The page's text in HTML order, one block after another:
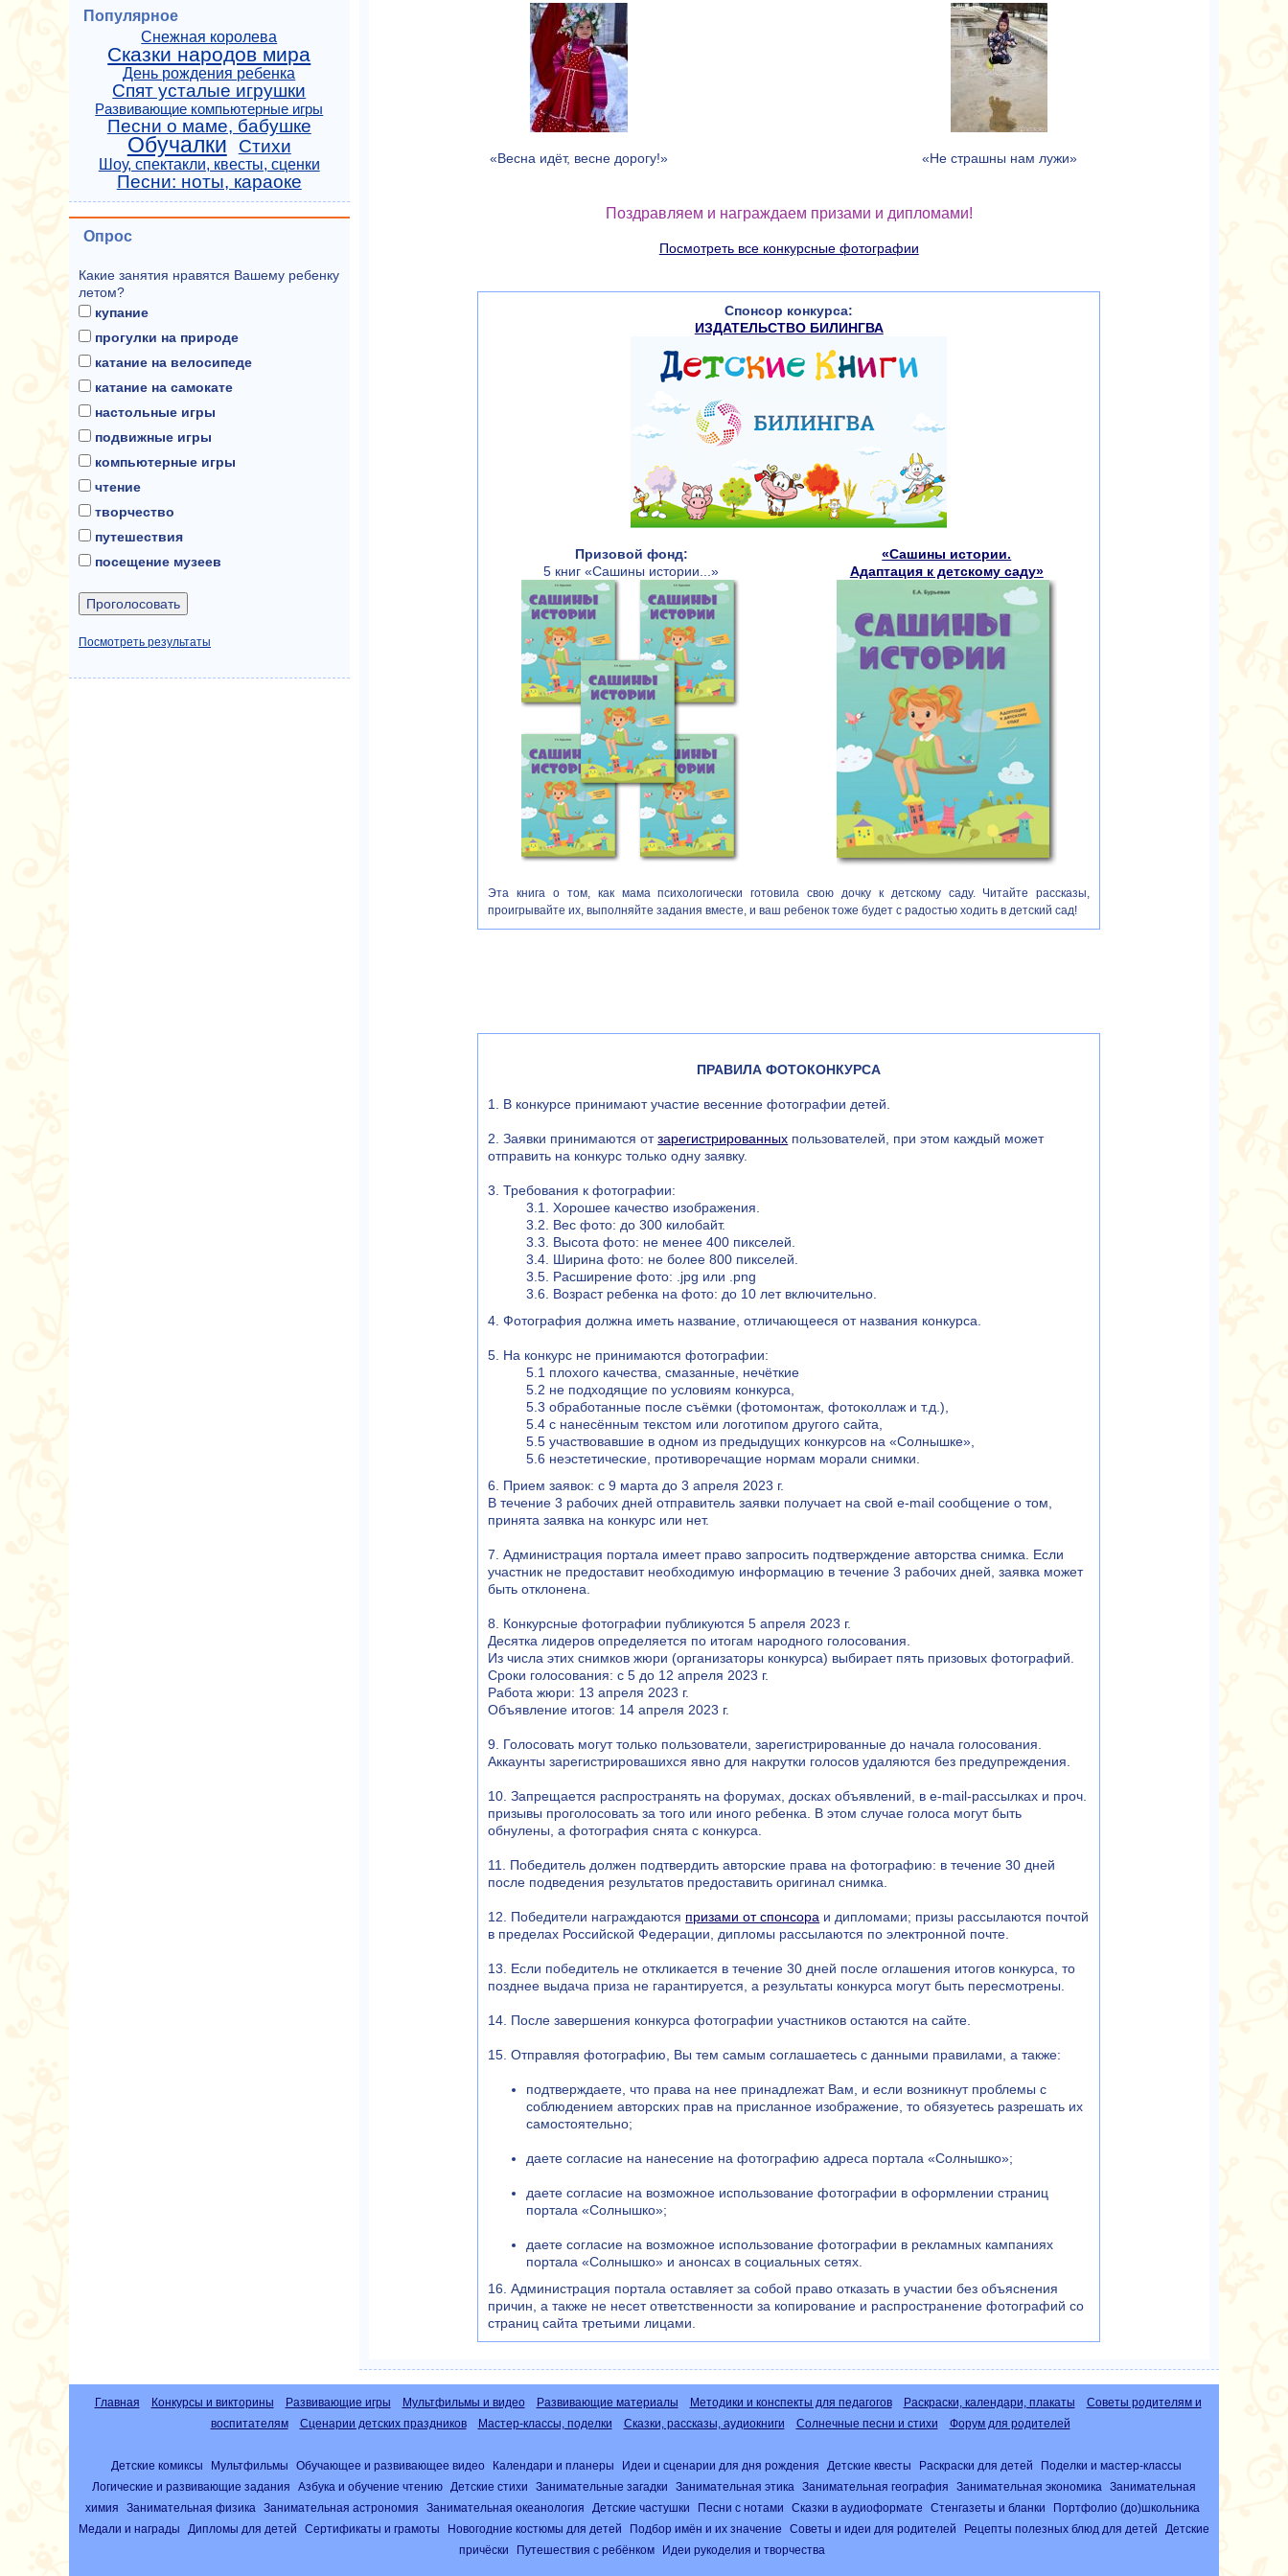
«Весна идёт, весне дорогу!» «Не страшны нам лужи»
Поздравляем и награждаем призами и дипломами!
Посмотреть все конкурсные фотографии
Спонсор конкурса:
ИЗДАТЕЛЬСТВО БИЛИНГВА
Призовой фонд:
5 книг «Сашины истории...»
«Сашины истории.
Адаптация к детскому саду»
Эта книга о том, как мама психологически готовила свою дочку к детскому саду. Читайте рассказы,
проигрывайте их, выполняйте задания вместе, и ваш ребенок тоже будет с радостью ходить в детский сад!
ПРАВИЛА ФОТОКОНКУРСА
1. В конкурсе принимают участие весенние фотографии детей.
2. Заявки принимаются отзарегистрированных пользователей, при этом каждый может
отправить на конкурс только одну заявку.
3. Требования к фотографии:
3.1. Хорошее качество изображения.
3.2. Вес фото: до 300 килобайт.
3.3. Высота фото: не менее 400 пикселей.
3.4. Ширина фото: не более 800 пикселей.
3.5. Расширение фото: .jpg или .png
3.6. Возраст ребенка на фото: до 10 лет включительно.
4. Фотография должна иметь название, отличающееся от названия конкурса.
5. На конкурс не принимаются фотографии:
5.1 плохого качества, смазанные, нечёткие
5.2 не подходящие по условиям конкурса,
5.3 обработанные после съёмки (фотомонтаж, фотоколлаж и т.д.),
5.4 с нанесённым текстом или логотипом другого сайта,
5.5 участвовавшие в одном из предыдущих конкурсов на «Солнышке»,
5.6 неэстетические, противоречащие нормам морали снимки.
6. Прием заявок: с 9 марта до 3 апреля 2023 г.
В течение 3 рабочих дней отправитель заявки получает на свой e-mail сообщение о том,
принята заявка на конкурс или нет.
7. Администрация портала имеет право запросить подтверждение авторства снимка. Если
участник не предоставит необходимую информацию в течение 3 рабочих дней, заявка может
быть отклонена.
8. Конкурсные фотографии публикуются 5 апреля 2023 г.
Десятка лидеров определяется по итогам народного голосования.
Из числа этих снимков жюри (организаторы конкурса) выбирает пять призовых фотографий.
Сроки голосования: с 5 до 12 апреля 2023 г.
Работа жюри: 13 апреля 2023 г.
Объявление итогов: 14 апреля 2023 г.
9. Голосовать могут только пользователи, зарегистрированные до начала голосования.
Аккаунты зарегистрировашихся явно для накрутки голосов удаляются без предупреждения.
10. Запрещается распространять на форумах, досках объявлений, в e-mail-рассылках и проч.
призывы проголосовать за того или иного ребенка. В этом случае голоса могут быть
обнулены, а фотография снята с конкурса.
11. Победитель должен подтвердить авторские права на фотографию: в течение 30 дней
после подведения результатов предоставить оригинал снимка.
12. Победители награждаются призами от спонсора и дипломами; призы рассылаются почтой
в пределах Российской Федерации, дипломы рассылаются по электронной почте.
13. Если победитель не откликается в течение 30 дней после оглашения итогов конкурса, то
позднее выдача приза не гарантируется, а результаты конкурса могут быть пересмотрены.
14. После завершения конкурса фотографии участников остаются на сайте.
15. Отправляя фотографию, Вы тем самым соглашаетесь с данными правилами, а также:
подтверждаете, что права на нее принадлежат Вам, и если возникнут проблемы с
соблюдением авторских прав на присланное изображение, то обязуетесь разрешать их
самостоятельно;
даете согласие на нанесение на фотографию адреса портала «Солнышко»;
даете согласие на возможное использование фотографии в оформлении страниц
портала «Солнышко»;
даете согласие на возможное использование фотографии в рекламных кампаниях
портала «Солнышко» и анонсах в социальных сетях.
16. Администрация портала оставляет за собой право отказать в участии без объяснения
причин, а также не несет ответственности за копирование и распространение фотографий со
страниц сайта третьими лицами.
Популярное
Снежная королева
Сказки народов мира
День рождения ребенка
Спят усталые игрушки
Развивающие компьютерные игры
Песни о маме, бабушке
Обучалки Стихи
Шоу, спектакли, квесты, сценки
Песни: ноты, караоке
Опрос
Какие занятия нравятся Вашему ребенку
летом?
купание
прогулки на природе
катание на велосипеде
катание на самокате
настольные игры
подвижные игры
компьютерные игры
чтение
творчество
путешествия
посещение музеев
Посмотреть результаты
Главная Конкурсы и викторины Развивающие игры Мультфильмы и видео Развивающие материалы Методики и конспекты для педагогов Раскраски, календари, плакаты
Советы родителям и
воспитателям
Сценарии детских праздников Мастер-классы, поделки Сказки, рассказы, аудиокниги Солнечные песни и стихи Форум для родителей
Детские комиксы Мультфильмы Обучающее и развивающее видео Календари и планеры Идеи и сценарии для дня рождения Детские квесты Раскраски для детей
Поделки и мастер-классы
Логические и развивающие задания
Азбука и обучение чтению Детские стихи Занимательные загадки Занимательная этика Занимательная география Занимательная экономика
Занимательная
химия
Занимательная физика Занимательная астрономия Занимательная океанология Детские частушки Песни с нотами Сказки в аудиоформате Стенгазеты и бланки
Портфолио (до)школьника
Медали и награды
Дипломы для детей Сертификаты и грамоты Новогодние костюмы для детей Подбор имён и их значение Советы и идеи для родителей Рецепты полезных блюд для детей
Детские
причёски
Путешествия с ребёнком Идеи рукоделия и творчества